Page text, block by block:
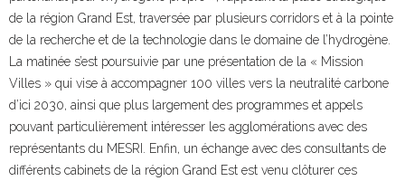
de la région Grand Est, traversée par plusieurs corridors et à la pointe
de la recherche et de la technologie dans le domaine de l’hydrogène.
La matinée s’est poursuivie par une présentation de la « Mission
Villes » qui vise à accompagner 100 villes vers la neutralité carbone
d’ici 2030, ainsi que plus largement des programmes et appels
pouvant particulièrement intéresser les agglomérations avec des
représentants du MESRI. Enfin, un échange avec des consultants de
différents cabinets de la région Grand Est est venu clôturer ces